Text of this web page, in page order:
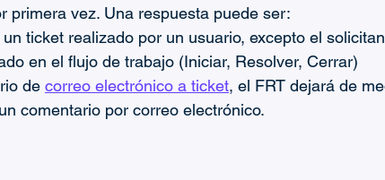
primera vez. Una respuesta puede ser:
ticket realizado por un usuario, excepto el
en el flujo de trabajo (Iniciar, Resolver, Cerrar)
de correo electrónico a ticket, el FRT dejará de
comentario por correo electrónico.